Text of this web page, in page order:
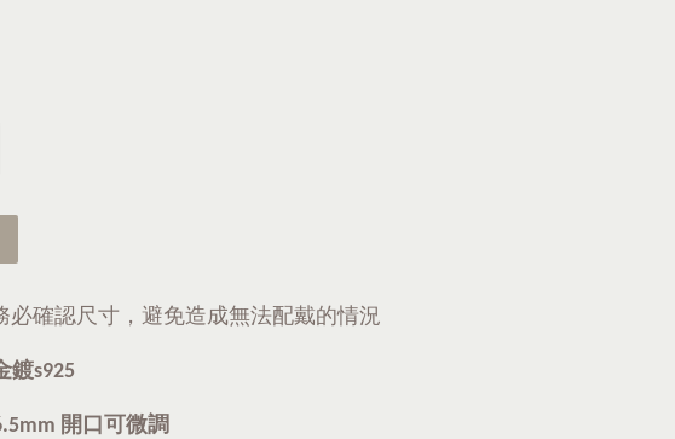
必確認尺寸，避免造成無法配戴的情況
鍍s925
開口可微調